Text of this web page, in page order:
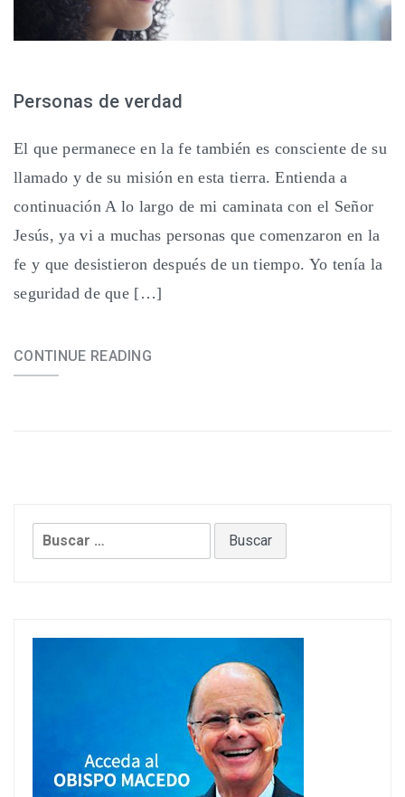
Personas de verdad
El que permanece en la fe también es consciente de su
llamado y de su misión en esta tierra. Entienda a
continuación A lo largo de mi caminata con el Señor
Jesús, ya vi a muchas personas que comenzaron en la
fe y que desistieron después de un tiempo. Yo tenía la
seguridad de que […]
CONTINUE READING
Buscar: